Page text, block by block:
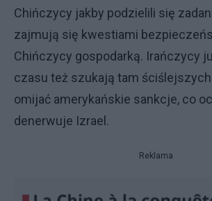
Chińczycy jakby podzielili się
zajmują się kwestiami
Chińczycy gospodarką. Irańczycy
czasu też szukają tam
omijać amerykańskie sankcje, co
denerwuje Izrael.
Reklama